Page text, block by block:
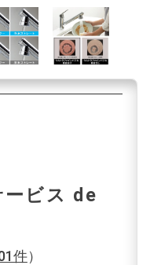
ービス de
件）